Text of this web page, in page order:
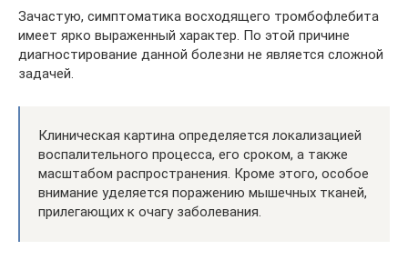
Зачастую, симптоматика восходящего тромбофлебита
имеет ярко выраженный характер. По этой причине
диагностирование данной болезни не является сложной
задачей.
Клиническая картина определяется локализацией
воспалительного процесса, его сроком, а также
масштабом распространения. Кроме этого, особое
внимание уделяется поражению мышечных тканей,
прилегающих к очагу заболевания.